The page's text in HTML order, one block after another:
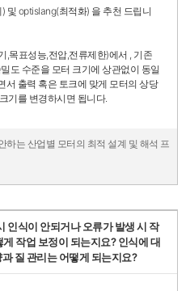
및 optislang(최적화) 을 추천 드립니
,목표성능,전압,전류제한)에서 , 기존
도 수준을 모터 크기에 상관없이 동일
서 출력 혹은 토크에 맞게 모터의 상당
기를 변경하시면 됩니다.
하는 산업별 모터의 최적 설계 및 해석 프
인식이 안되거나 오류가 발생 시 작
작업 보정이 되는지요? 인식에 대
질 관리는 어떻게 되는지요?